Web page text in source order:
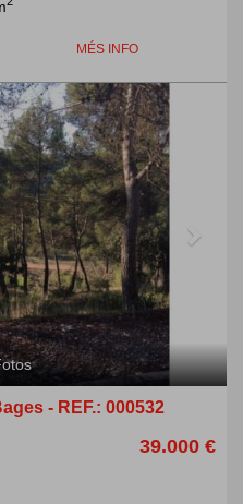
MÉS INFO
- REF.: 000532
39.000 €